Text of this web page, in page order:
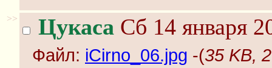
>> Цукаса Сб 14 января
Файл: iCirno_06.jpg -(35 KB,